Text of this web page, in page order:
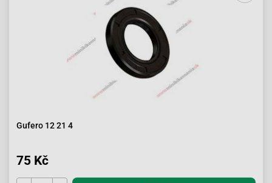
Gufero 12 21 4
75 Kč